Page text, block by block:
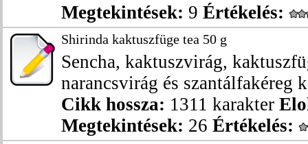
Megtekintések: 9 Értékelés:
Shirinda kaktuszfüge tea 50 g
Sencha, kaktuszvirág,
narancsvirág és szantálfakéreg
Cikk hossza: 1311 karakter
Megtekintések: 26 Értékelés: